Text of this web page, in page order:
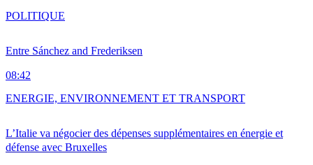
Entre Sánchez and Frederiksen
08:42
POLITIQUE
L’Italie va négocier des dépenses supplémentaires en énergie et
défense avec Bruxelles
ENERGIE, ENVIRONNEMENT ET TRANSPORT